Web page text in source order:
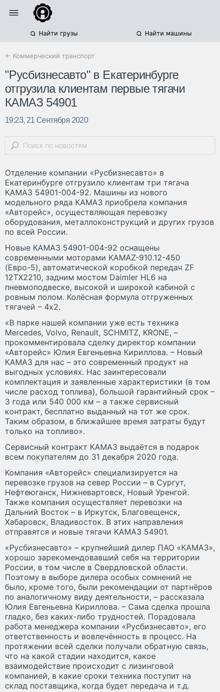
Найти грузы Найти машины
← Коммерческий транспорт
"Русбизнесавто" в Екатеринбурге
отгрузила клиентам первые тягачи
КАМАЗ 54901
19:23, 21 Сентября 2020
Отделение компании «Русбизнесавто» в
Екатеринбурге отгрузило клиентам три тягача
КАМАЗ 54901-004-92. Машины из нового
модельного ряда КАМАЗ приобрела компания
«Авторейс», осуществляющая перевозку
оборудования, металлоконструкций и других грузов
по всей России.
Новые КАМАЗ 54901-004-92 оснащены
современными моторами KAMAZ-910.12-450
(Евро-5), автоматической коробкой передач ZF
12TX2210, задним мостом Daimler HL6 на
пневмоподвеске, высокой и широкой кабиной с
ровным полом. Колёсная формула отгруженных
тягачей – 4х2.
«В парке нашей компании уже есть техника
Mercedes, Volvo, Renault, SCHMITZ, KRONE, –
прокомментировала сделку директор компании
«Авторейс» Юлия Евгеньевна Кириллова. – Новый
КАМАЗ для нас – это современный продукт на
выгодных условиях. Нас заинтересовали
комплектация и заявленные характеристики (в том
числе расход топлива), большой гарантийный срок –
3 года или 540 000 км – а также сервисный
контракт, бесплатно выданный на тот же срок.
Таким образом, в ближайшее время затраты будут
только на топливо».
Сервисный контракт КАМАЗ выдаётся в подарок
всем покупателям до 31 декабря 2020 года.
Компания «Авторейс» специализируется на
перевозке грузов на север России – в Сургут,
Нефтеюганск, Нижневартовск, Новый Уренгой.
Также компания осуществляет перевозки на
Дальний Восток – в Иркутск, Благовещенск,
Хабаровск, Владивосток. В этих направления
отправятся и новые тягачи КАМАЗ 54901.
«Русбизнесавто» – крупнейший дилер ПАО «КАМАЗ»,
хорошо зарекомендовавший себя на территории
России, в том числе в Свердловской области.
Поэтому в выборе дилера особых сомнений не
было, кроме того, были рекомендации от партнёров
по аналогичному виду деятельности, – рассказала
Юлия Евгеньевна Кириллова. – Сама сделка прошла
гладко, без каких-либо трудностей. Порадовала
работа менеджера компании «Русбизнесавто», его
ответственность и вовлечённость в процесс. На
протяжении всей сделки получали обратную связь,
что на какой стадии находится, какое
взаимодействие происходит с лизинговой
компанией, в какие сроки техника поступит на
склад поставщика, когда будет передача и т.д.